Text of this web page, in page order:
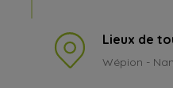
Lieux de
Wépion -